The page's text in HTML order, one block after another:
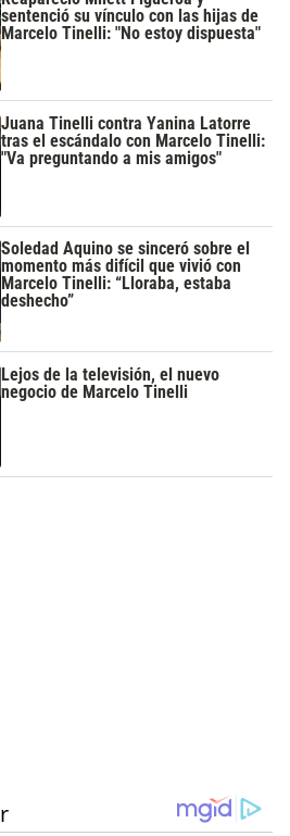
sentenció su vínculo con las hijas de
Marcelo Tinelli: "No estoy dispuesta"
Juana Tinelli contra Yanina Latorre
tras el escándalo con Marcelo Tinelli:
"Va preguntando a mis amigos"
Soledad Aquino se sinceró sobre el
momento más difícil que vivió con
Marcelo Tinelli: “Lloraba, estaba
deshecho”
Lejos de la televisión, el nuevo
negocio de Marcelo Tinelli